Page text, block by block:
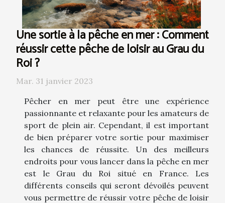
Une sortie à la pêche en mer : Comment
réussir cette pêche de loisir au Grau du
Roi ?
Mar. 31 janvier 2023
Pêcher en mer peut être une expérience
passionnante et relaxante pour les amateurs de
sport de plein air. Cependant, il est important
de bien préparer votre sortie pour maximiser
les chances de réussite. Un des meilleurs
endroits pour vous lancer dans la pêche en mer
est le Grau du Roi situé en France. Les
différents conseils qui seront dévoilés peuvent
vous permettre de réussir votre pêche de loisir